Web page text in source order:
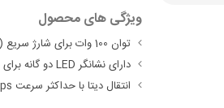
ویژگی های محصول
توان 100 وات برای شارژ سریع (PD)
دارای نشانگر LED دو گانه برای نمایش میزان شارژ و توان شارژ
انتقال دیتا با حداکثر سرعت 480Mbps